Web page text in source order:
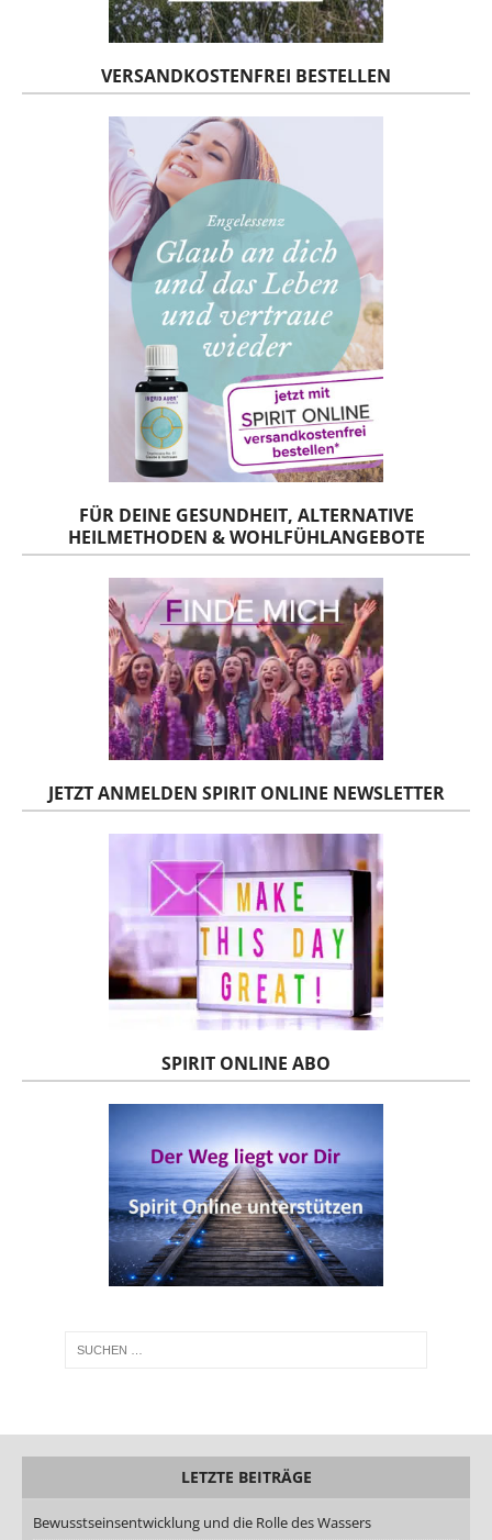
VERSANDKOSTENFREI BESTELLEN
FÜR DEINE GESUNDHEIT, ALTERNATIVE
HEILMETHODEN & WOHLFÜHLANGEBOTE
JETZT ANMELDEN SPIRIT ONLINE NEWSLETTER
SPIRIT ONLINE ABO
LETZTE BEITRÄGE
Bewusstseinsentwicklung und die Rolle des Wassers